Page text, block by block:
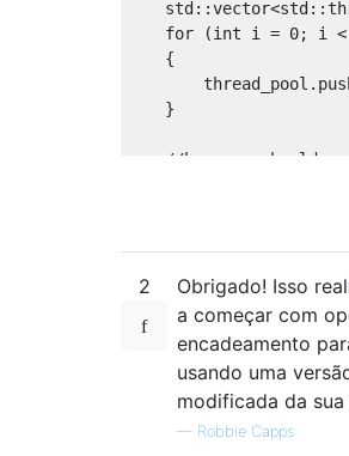
    std
::vector<std::
for
(int i = 0; i <
{
        thread_pool
.
}
//here we should
}
    func_pool
.done();
for
(unsigned int
at
2
Obrigado! Isso
a começar com
encadeamento
usando uma
modificada da
— Robbie Capps